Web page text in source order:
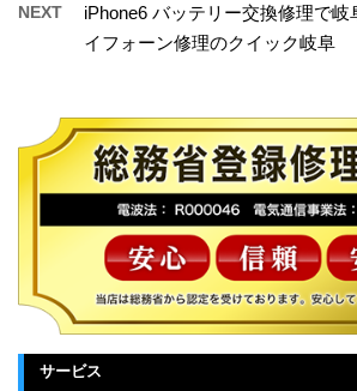
NEXT
iPhone6 バッテリー交換修理で
イフォーン修理のクイック岐阜
サービス